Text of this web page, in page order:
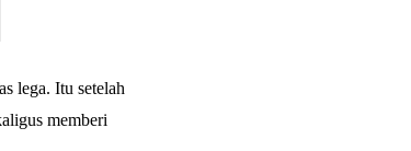
lega. Itu setelah
memberi